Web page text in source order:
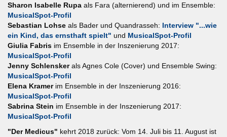
Sharon Isabelle Rupa als Fara (alternierend) und im Ensemble:
MusicalSpot-Profil
Sebastian Lohse als Bader und Quandrasseh: Interview "...wie
ein Kind, das ernsthaft spielt" und MusicalSpot-Profil
Giulia Fabris im Ensemble in der Inszenierung 2017:
MusicalSpot-Profil
Jenny Schlenskerals Agnes Cole (Cover) und Ensemble Swing:
MusicalSpot-Profil
Elena Kramerim Ensemble in der Inszenierung 2016:
MusicalSpot-Profil
Sabrina Stein im Ensemble in der Inszenierung 2017:
MusicalSpot-Profil
"Der Medicus" kehrt 2018 zurück: Vom 14. Juli bis 11. August ist